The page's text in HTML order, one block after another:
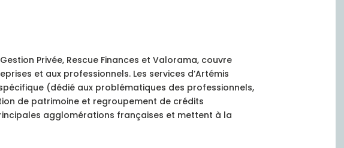
Privée, Rescue Finances et Valorama, couvre
et aux professionnels. Les services d’Artémis
(dédié aux problématiques des professionnels,
de patrimoine et regroupement de crédits
agglomérations françaises et mettent à la